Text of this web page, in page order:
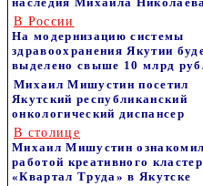
В России
На модернизацию системы
здравоохранения Якутии
выделено свыше 10 млрд
Михаил Мишустин посетил
Якутский республиканский
онкологический диспансер
В столице
Михаил Мишустин
работой креативного
«Квартал Труда» в Якутске